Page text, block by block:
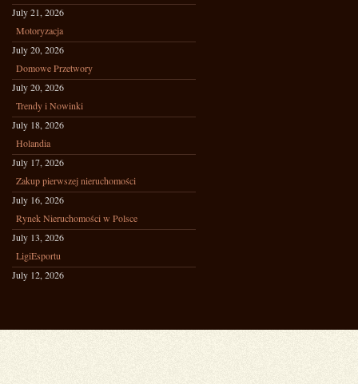
July 21, 2026
Motoryzacja
July 20, 2026
Domowe Przetwory
July 20, 2026
Trendy i Nowinki
July 18, 2026
Holandia
July 17, 2026
Zakup pierwszej nieruchomości
July 16, 2026
Rynek Nieruchomości w Polsce
July 13, 2026
LigiEsportu
July 12, 2026